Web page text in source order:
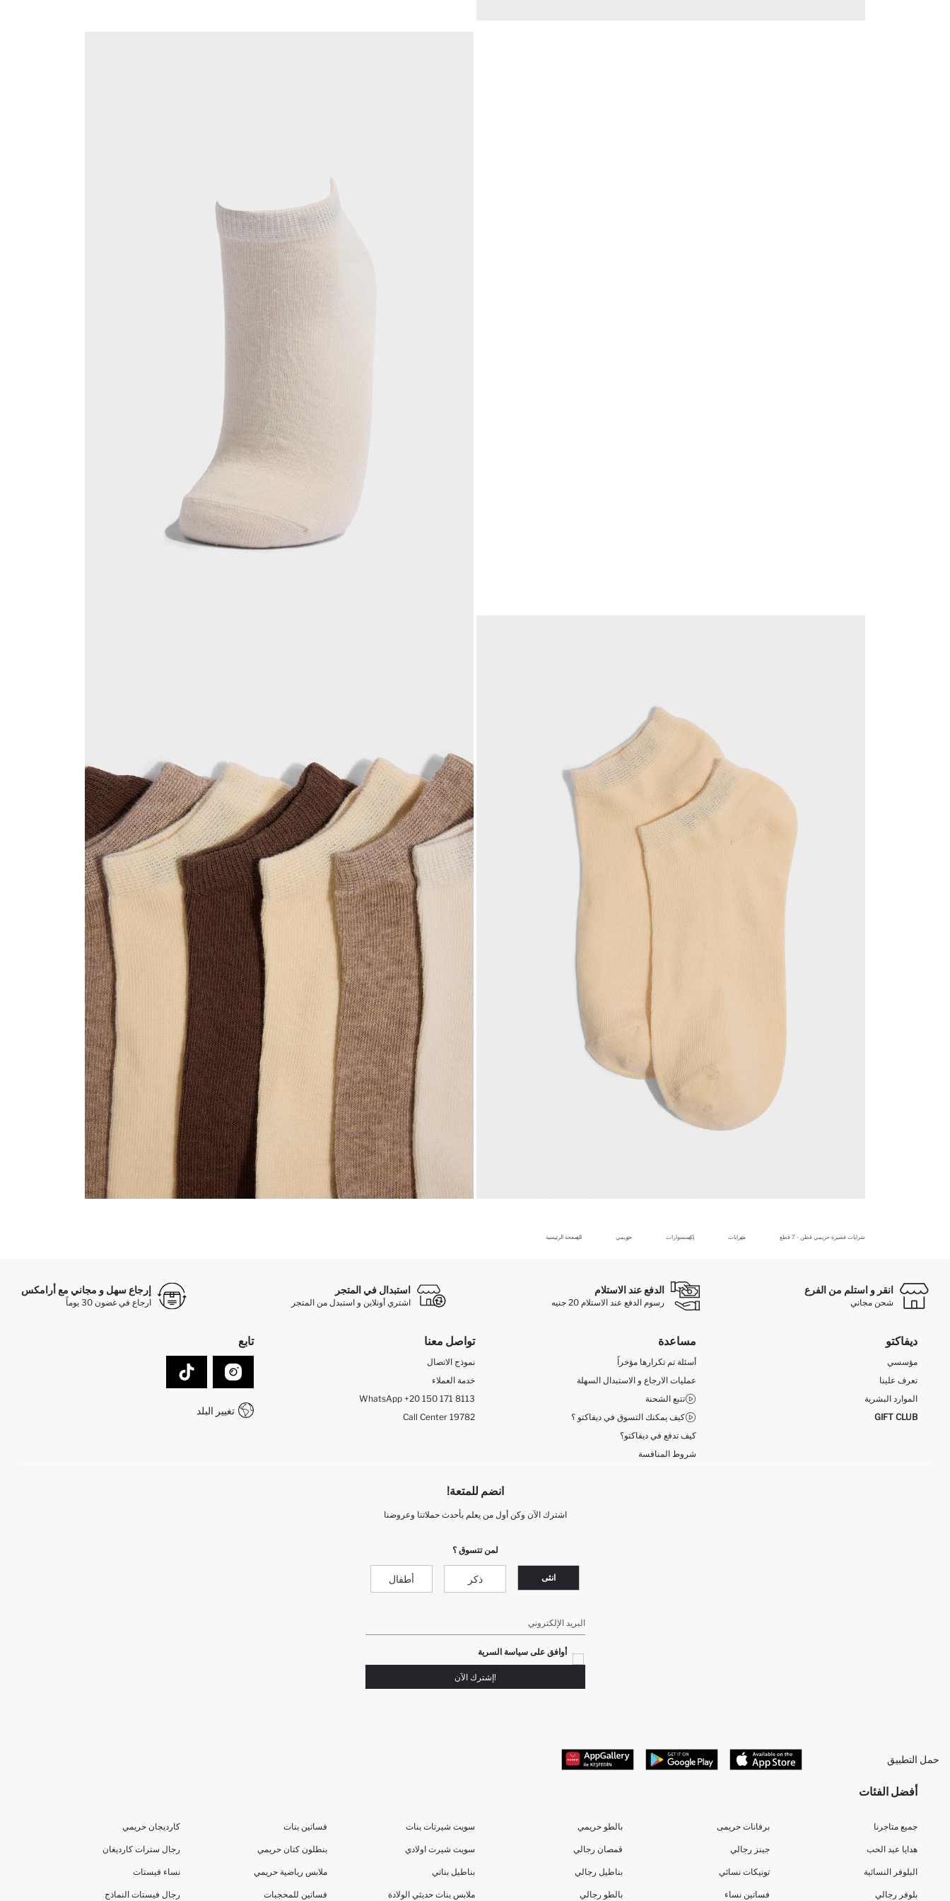
الصفحة الرئيسية حريمي إكسسوارات شرابات شرابات قصيرة حريمي قطن - 7 قطع
انقر و استلم من الفرع
شحن مجاني
الدفع عند الاستلام
رسوم الدفع عند الاستلام 20 جنيه
استبدال في المتجر
اشتري أونلاين و استبدل من المتجر
إرجاع سهل و مجاني مع أرامكس
ارجاع في غضون 30 يوماً
ديفاكتو
مؤسسي
تعرف علينا
الموارد البشرية
GIFT CLUB
مساعدة
أسئلة تم تكرارها مؤخراً
عمليات الارجاع و الاستبدال السهلة
تتبع الشحنة
كيف يمكنك التسوق في ديفاكتو ؟
كيف تدفع في ديفاكتو؟
شروط المنافسة
تواصل معنا
نموذج الاتصال
خدمة العملاء
WhatsApp +20 150 171 8113
Call Center 19782
تابع
تغيير البلد
انضم للمتعة!
اشترك الآن وكن أول من يعلم بأحدث حملاتنا وعروضنا
لمن تتسوق ؟
انثى ذكر أطفال
البريد الإلكتروني
أوافق على سياسة السرية
!إشترك الآن
حمل التطبيق
أفضل الفئات
جميع متاجرنا
هدايا عيد الحب
البلوفر النسائية
بلوفر رجالي
برفانات حريمى
جينز رجالي
تونيكات نسائي
فساتين نساء
بالطو حريمي
قمصان رجالي
بناطيل رجالي
بالطو رجالي
سويت شيرتات بنات
سويت شيرت اولادي
بناطيل بناتي
ملابس بنات حديثي الولادة
فساتين بنات
بنطلون كتان حريمي
ملابس رياضية حريمي
فساتين للمحجبات
كارديجان حريمي
رجال سترات كارديغان
نساء فيستات
رجال فيستات النماذج